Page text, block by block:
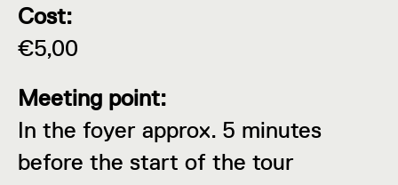
Cost:
€5,00
Meeting point:
In the foyer approx. 5 minutes
before the start of the tour